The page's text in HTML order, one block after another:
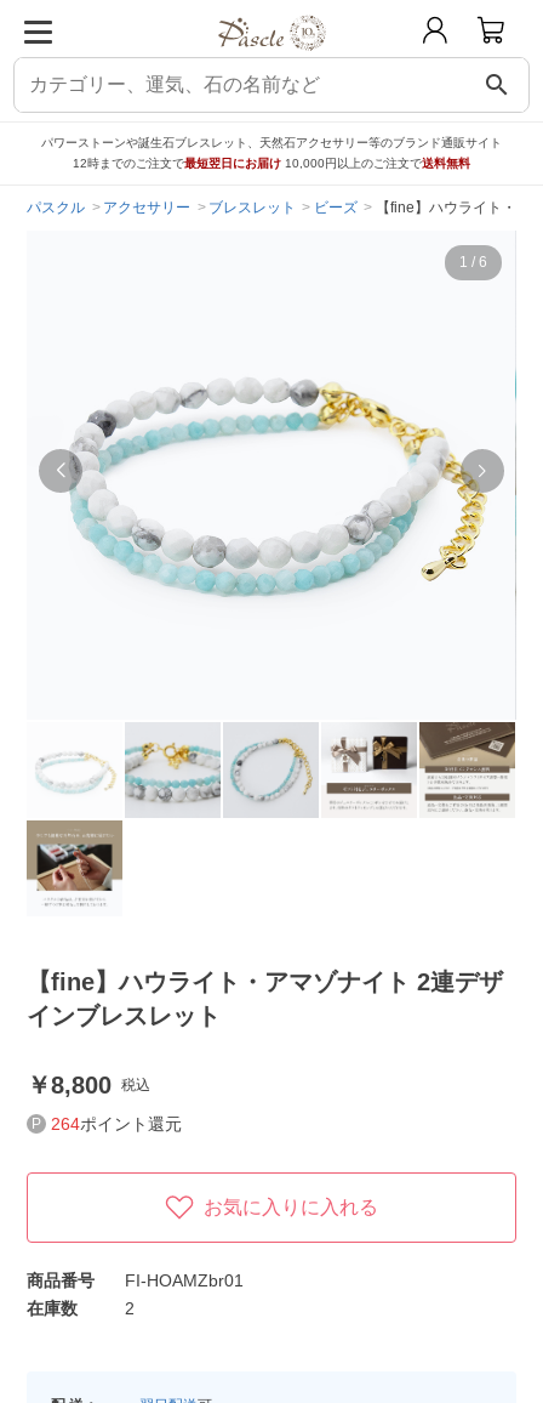
search
パワーストーンや誕生石ブレスレット、天然石アクセサリー等のブランド通販サイト
12時までのご注文で最短翌日にお届け 10,000円以上のご注文で送料無料
パスクル アクセサリー ブレスレット ビーズ 【fine】ハウライト・ア
1 / 6
【fine】ハウライト・アマゾナイト 2連デザ
インブレスレット
8,800 税込
264ポイント還元
お気に入りに入れる
商品番号
FI-HOAMZbr01
在庫数
2